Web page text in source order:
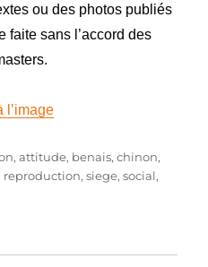
ou des photos publiés
faite sans l’accord des
l’image
,attitude, benais,chinon,
reproduction,siege,social,